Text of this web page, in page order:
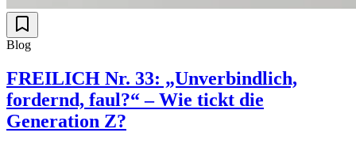
Blog
FREILICH Nr. 33: „Unverbindlich,
fordernd, faul?“ – Wie tickt die
Generation Z?